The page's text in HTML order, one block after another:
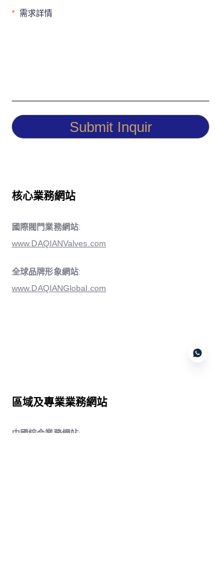
需求詳情
Submit Inquir
核心業務網站
國際閥門業務網站:
www.DAQIANValves.com
全球品牌形象網站:
www.DAQIANGlobal.com
區域及專業業務網站
中國綜合業務網站: